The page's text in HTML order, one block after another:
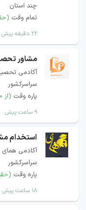
چند استان
تمام وقت
۲۲ دقیقه پیش
مشاور
آکادمی
سراسرکشور
پاره وقت (از ۲۰ الی ۲۵ میلیون)
۹ ساعت پیش
استخدام
آکادمی همای
سراسرکشور
پاره وقت
۱۸ ساعت پیش